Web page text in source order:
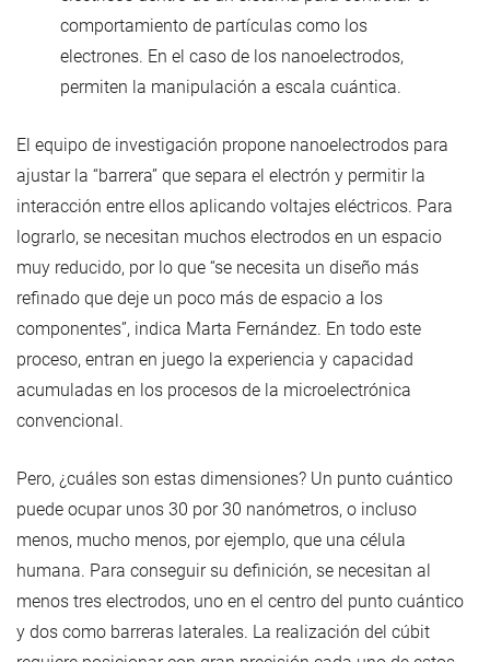
comportamiento de partículas como los
electrones. En el caso de los nanoelectrodos,
permiten la manipulación a escala cuántica.
El equipo de investigación propone nanoelectrodos para
ajustar la “barrera” que separa el electrón y permitir la
interacción entre ellos aplicando voltajes eléctricos. Para
lograrlo, se necesitan muchos electrodos en un espacio
muy reducido, por lo que “se necesita un diseño más
refinado que deje un poco más de espacio a los
componentes”, indica Marta Fernández. En todo este
proceso, entran en juego la experiencia y capacidad
acumuladas en los procesos de la microelectrónica
convencional.
Pero, ¿cuáles son estas dimensiones? Un punto cuántico
puede ocupar unos 30 por 30 nanómetros, o incluso
menos, mucho menos, por ejemplo, que una célula
humana. Para conseguir su definición, se necesitan al
menos tres electrodos, uno en el centro del punto cuántico
y dos como barreras laterales. La realización del cúbit